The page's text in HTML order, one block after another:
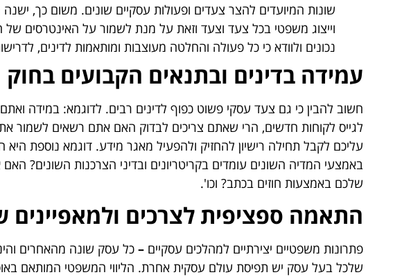
שונות המיועדים להצר צעדים ופעולות עסקיים שונים. משום כך, ישנה
וייצוג משפטי בכל צעד וצעד וזאת על מנת לשמור על האינטרסים
נכונים ולוודא כי כל פעולה והחלטה מעוצבות ומותאמות לדינים,
עמידה בדינים ובתנאים הקבועים בחוק
חשוב להבין כי גם צעד עסקי פשוט כפוף לדינים רבים. לדוגמא: במידה ואתם
לגייס לקוחות חדשים, הרי שאתם צריכים לבדוק האם אתם רשאים לשמור
עליכם לקבל תחילה רישיון להחזיק ולהפעיל מאגר מידע. דוגמא נוספת
באמצעי המדיה השונים עומדים בקריטריונים ובדיני הצרכנות השונים?
שלכם באמצעות חוזים בכתב? וכו'.
התאמה ספציפית לצרכים
פתרונות משפטיים יצירתיים למהלכים עסקיים –כל עסק שונה מהאחרים
שלכל בעל עסק יש תפיסת עולם עסקית אחרת. הליווי המשפטי המותאם